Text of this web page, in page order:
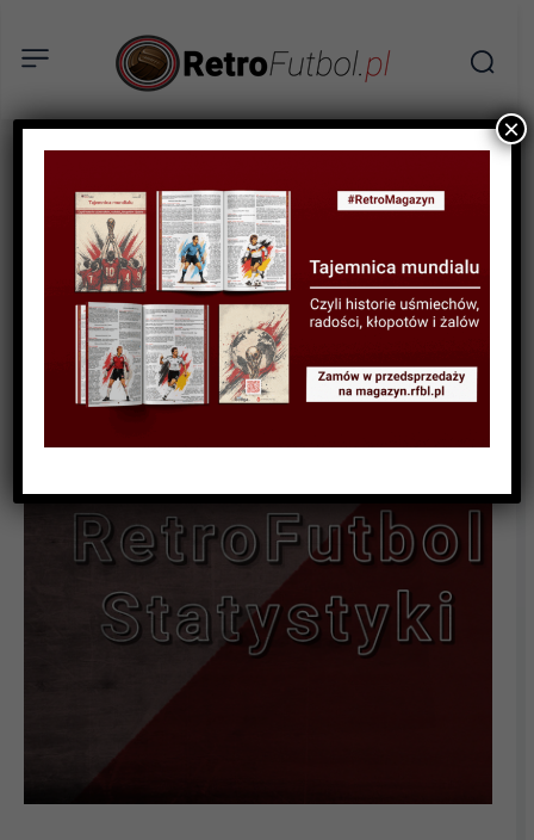
STATYSTYKI FUTBOLOWE
STATYSTYKI PUCHAROWE
STATYSTYKI REPREZENTACJI
Tabela wszech czasów:
eliminacje Mistrzostw
Europy
×